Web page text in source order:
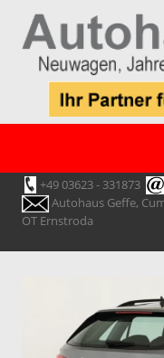
+49 03623 - 331873
Autohaus Geffe,
OT Ernstroda